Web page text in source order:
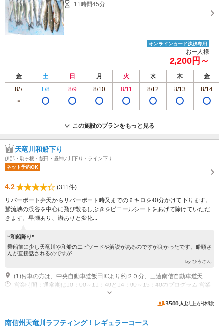
11時間45分
オンラインカード決済専用
お一人様
2,200円～
金 土 日 月 火 水 木
金
8/7
8/8 8/9 8/10 8/11 8/12 8/13 8/14
この施設のプランをもっと見る
天竜川和船下り
伊那・駒ヶ根・飯田・昼神／川下り・ライン下り
ネット予約OK
4.2
(311件)
リバーポート弁天からリバーポート時又までの６キロを40分かけて下ります。
鵞流峡の渓谷を中心に飛び散るしぶきをビニールシートをあげて除けていただ
きます。早瀬あり、瀞ありと変化...
“和船降り”
乗船前に少し天竜川や和船のエピソードや解説があるのですが良かったです。船頭さ
んが直接話されるのですが...
by ひろさん
営業時間：通常期は10：00～11：40と14：00～15：40のプログラム 営業
時間：繁忙期は増便し時間も変わりますのでお問い合わせください
3500人 以上が体験
南信州天竜川ラフティング！レギュラーコース